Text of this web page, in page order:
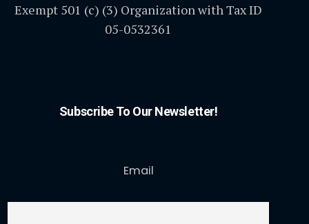
Exempt 501 (c) (3) Organization with Tax ID
05-0532361
Subscribe To Our Newsletter!
Email